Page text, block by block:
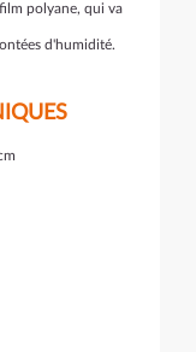
polyane, qui va
d'humidité.